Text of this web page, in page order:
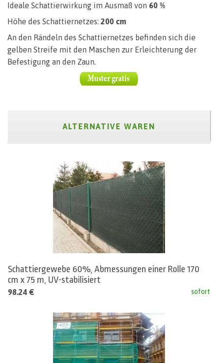
Ideale Schattierwirkung im Ausmaß von 60 %
Höhe des Schattiernetzes: 200 cm
An den Rändeln des Schattiernetzes befinden sich die
gelben Streife mit den Maschen zur Erleichterung der
Befestigung an den Zaun.
ALTERNATIVE WAREN
Schattiergewebe 60%, Abmessungen einer Rolle 170
cm x 75 m, UV-stabilisiert
98.24 € sofort